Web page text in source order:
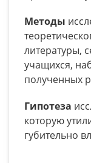
Методы
литературы,
учащихся,
полученных
Гипотеза
которую
губительно